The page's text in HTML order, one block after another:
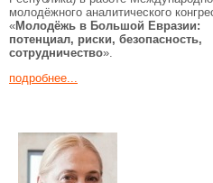
молодёжного аналитического
«Молодёжь в Большой Евразии:
потенциал, риски, безопасность,
сотрудничество».
подробнее...